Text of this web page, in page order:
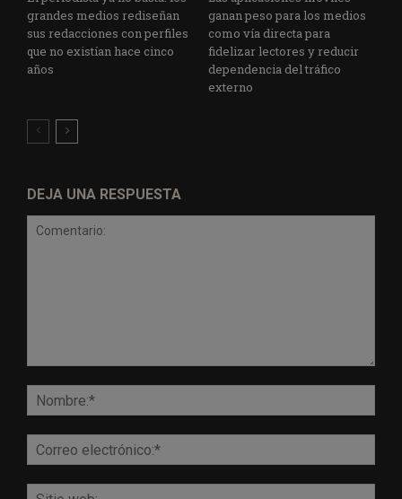
grandes medios rediseñan
sus redacciones con perfiles
que no existían hace cinco
años
ganan peso para los medios
como vía directa para
fidelizar lectores y reducir
dependencia del tráfico
externo
DEJA UNA RESPUESTA